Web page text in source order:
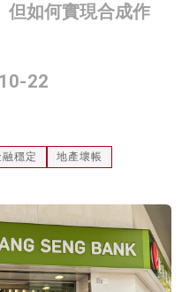
但如何實現合成作
22
融穩定
地產壞帳